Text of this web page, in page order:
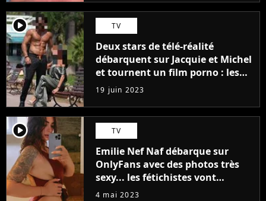
player2 TV
Deux stars de télé-réalité
débarquent sur Jacquie et Michel
et tournent un film porno : les
premières images du tournage
(exclu)
19 juin 2023
player2 TV
Emilie Nef Naf débarque sur
OnlyFans avec des photos très
sexy... les fétichistes vont
prendre leur pied !
4 mai 2023